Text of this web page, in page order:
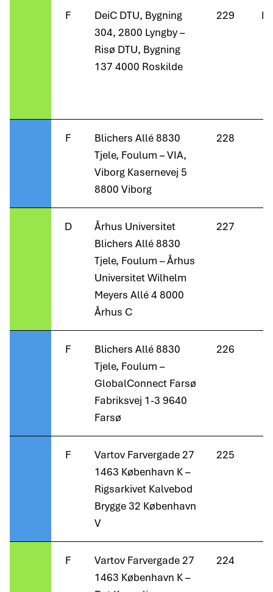
F
DeiC DTU, Bygning
304, 2800 Lyngby –
Risø DTU, Bygning
137 4000 Roskilde
229
F
Blichers Allé 8830
Tjele, Foulum – VIA,
Viborg Kasernevej 5
8800 Viborg
228
D
Århus Universitet
Blichers Allé 8830
Tjele, Foulum – Århus
Universitet Wilhelm
Meyers Allé 4 8000
Århus C
227
F
Blichers Allé 8830
Tjele, Foulum –
GlobalConnect Farsø
Fabriksvej 1-3 9640
Farsø
226
F
Vartov Farvergade 27
1463 København K –
Rigsarkivet Kalvebod
Brygge 32 København
V
225
F
Vartov Farvergade 27
1463 København K –
224